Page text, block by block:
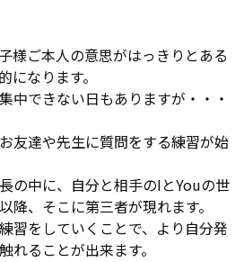
様ご本人の意思がはっきりとある
になります。
中できない日もありますが・・・
友達や先生に質問をする練習が始
の中に、自分と相手のIとYouの世
降、そこに第三者が現れます。
習をしていくことで、より自分発
れることが出来ます。